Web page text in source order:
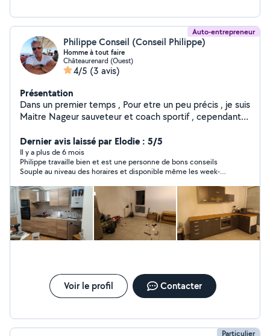
Auto-entrepreneur
Philippe Conseil (Conseil Philippe)
Homme à tout faire
Châteaurenard (Ouest)
4/5 (3 avis)
Présentation
Dans un premier temps , Pour etre un peu précis , je suis
Maitre Nageur sauveteur et coach sportif , cependant
espaces verts . d'où mon appellation " Homme à tout
Faire "
Dernier avis laissé par Elodie : 5/5
Il y a plus de 6 mois
Philippe travaille bien et est une personne de bons conseils
Souple au niveau des horaires et disponible même les week-
porte au de la machine a laver, monter un petit meuble en
bambou dans la SDB, une applique dans la cuisine, 2 luminaires,
1 ventilateur plafonnier.
Voir le profil Contacter
Particulier